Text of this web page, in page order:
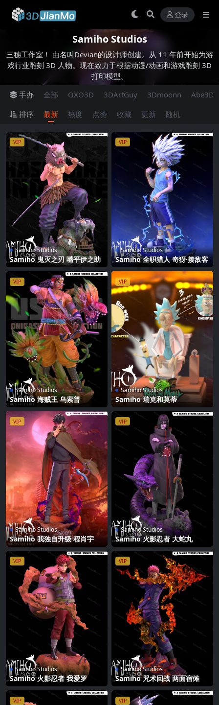
登录
Samiho Studios
三穗工作室！ 由名叫Devian的设计师创建。从 11 年前开始为游
戏行业雕刻 3D 人物。现在致力于根据动漫/动画和游戏雕刻 3D
打印模型。
手办
全部 OXO3D 3DArtGuy 3Dmoonn
Abe3D
排序
最新 热度 点赞 收藏 更新 随机
VIP
Samiho Studios
Samiho 鬼灭之刃 嘴平伊之助
VIP
Samiho Studios
Samiho 全职猎人 奇犽·揍敌客
VIP
Samiho Studios
Samiho 海贼王 乌索普
VIP
Samiho Studios
Samiho 瑞克和莫蒂
VIP
Samiho Studios
Samiho 我独自升级 程肖宇
VIP
Samiho Studios
Samiho 火影忍者 大蛇丸
VIP
Samiho Studios
Samiho 火影忍者 我爱罗
VIP
Samiho Studios
Samiho 咒术回战 两面宿傩
VIP VIP